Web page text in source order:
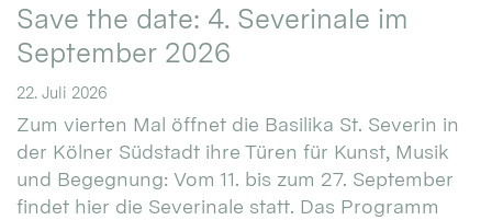
Save the date: 4. Severinale im
September 2026
22. Juli 2026
Zum vierten Mal öffnet die Basilika St. Severin in
der Kölner Südstadt ihre Türen für Kunst, Musik
und Begegnung: Vom 11. bis zum 27. September
findet hier die Severinale statt. Das Programm